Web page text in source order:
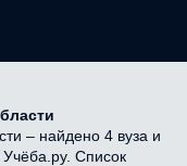
– найдено 4 вуза и
Список